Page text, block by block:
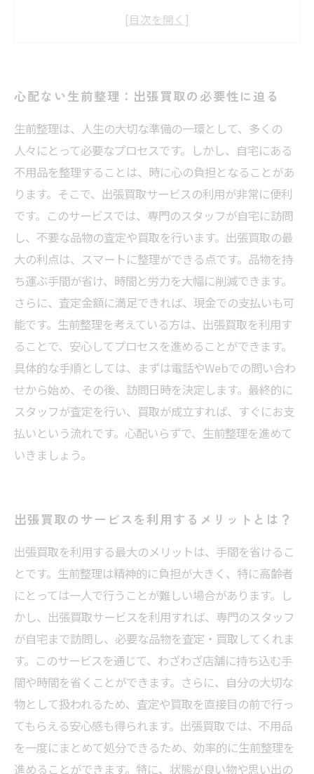
専門スタッフによる出張買取の流れと具体的手
生前整理をスムーズに進めるための実践的アド
心配ない生前整理のために、今すぐ出張買取を
利用しよう
心配ない生前整理：出張買取の必要性に迫る
生前整理は、人生の大切な準備の一環として、多くの
人々にとって必要なプロセスです。しかし、自宅にある
不用品を整理することは、時に心の負担となることがあ
ります。そこで、出張買取サービスの利用が非常に便利
です。このサービスでは、専門のスタッフが自宅に訪問
し、不要な品物の査定や買取を行います。出張買取の最
大の利点は、スマートに整理ができる点です。品物を持
ち運ぶ手間が省け、時間と労力を大幅に削減できます。
さらに、査定金額に満足できれば、現金での支払いも可
能です。生前整理を考えている方は、出張買取を利用す
ることで、安心してプロセスを進めることができます。
具体的な手順としては、まずは電話やWebでの問い合わ
せから始め、その後、訪問日時を決定します。最終的に
スタッフが査定を行い、買取が成立すれば、すぐにお支
払いという流れです。心配いらずで、生前整理を進めて
いきましょう。
出張買取のサービスを利用するメリットとは？
出張買取を利用する最大のメリットは、手間を省けるこ
とです。生前整理は精神的に負担が大きく、特に高齢者
にとっては一人で行うことが難しい場合があります。し
かし、出張買取サービスを利用すれば、専門のスタッフ
が自宅まで訪問し、必要な品物を査定・買取してくれま
す。このサービスを通じて、わざわざ店舗に持ち込む手
間や時間を省くことができます。さらに、自分の大切な
物として扱われるため、査定や買取を直接目の前で行っ
てもらえる安心感も得られます。出張買取では、不用品
を一度にまとめて処分できるため、効率的に生前整理を
進めることができます。特に、状態が良い物や思い出の